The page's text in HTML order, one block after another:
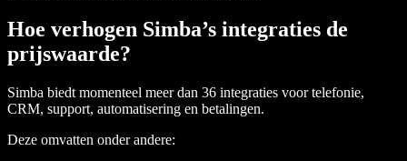
Hoe verhogen Simba’s integraties de
prijswaarde?
Simba biedt momenteel meer dan 36 integraties voor telefonie,
CRM, support, automatisering en betalingen.
Deze omvatten onder andere: